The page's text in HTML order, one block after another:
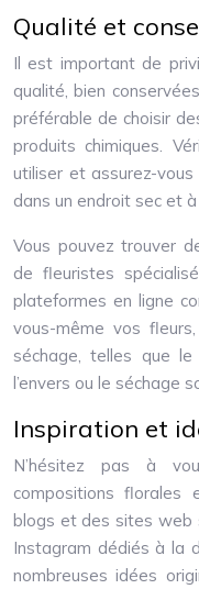
Qualité et
Il est important de
qualité, bien
préférable de choisir
produits chimiques.
utiliser et assurez-vous
dans un endroit sec et
Vous pouvez trouver
de fleuristes
plateformes en ligne
vous-même vos
séchage, telles que
l’envers ou le séchage
Inspiration et
N’hésitez pas à
compositions florales
blogs et des sites web
Instagram dédiés à la
nombreuses idées